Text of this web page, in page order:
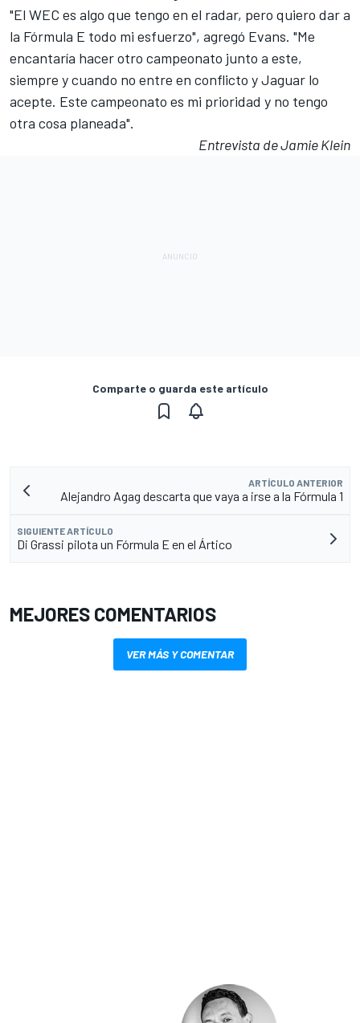
"El WEC es algo que tengo en el radar, pero quiero dar a
la Fórmula E todo mi esfuerzo", agregó Evans. "Me
encantaría hacer otro campeonato junto a este,
siempre y cuando no entre en conflicto y Jaguar lo
acepte. Este campeonato es mi prioridad y no tengo
otra cosa planeada".
Entrevista de Jamie Klein
Comparte o guarda este artículo
ARTÍCULO ANTERIOR
Alejandro Agag descarta que vaya a irse a la Fórmula 1
SIGUIENTE ARTÍCULO
Di Grassi pilota un Fórmula E en el Ártico
MEJORES COMENTARIOS
VER MÁS Y COMENTAR